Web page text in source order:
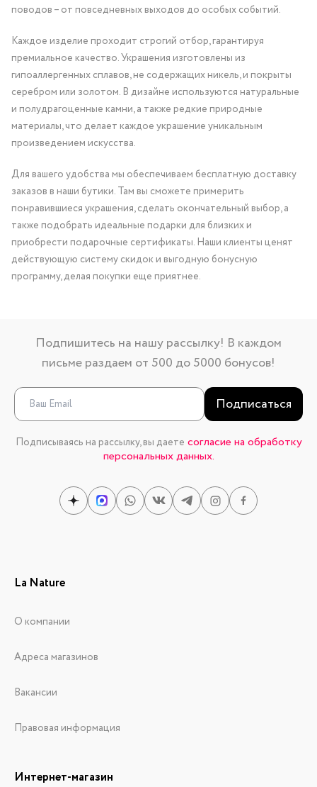
поводов – от повседневных выходов до особых событий.
Каждое изделие проходит строгий отбор, гарантируя
премиальное качество. Украшения изготовлены из
гипоаллергенных сплавов, не содержащих никель, и покрыты
серебром или золотом. В дизайне используются натуральные
и полудрагоценные камни, а также редкие природные
материалы, что делает каждое украшение уникальным
произведением искусства.
Для вашего удобства мы обеспечиваем бесплатную доставку
заказов в наши бутики. Там вы сможете примерить
понравившиеся украшения, сделать окончательный выбор, а
также подобрать идеальные подарки для близких и
приобрести подарочные сертификаты. Наши клиенты ценят
действующую систему скидок и выгодную бонусную
программу, делая покупки еще приятнее.
Подпишитесь на нашу рассылку! В каждом
письме раздаем от 500 до 5000 бонусов!
Подписаться
Подписываясь на рассылку, вы даете согласие на обработку
персональных данных.
La Nature
О компании
Адреса магазинов
Вакансии
Правовая информация
Интернет-магазин